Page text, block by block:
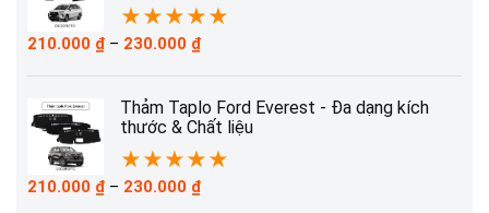
★★★★★
210.000 ₫ – 230.000 ₫Khoảng
từ
210.000 ₫
đến
230.000 ₫
Thảm Taplo Ford Everest - Đa dạng kích
thước & Chất liệu
★★★★★
210.000 ₫ – 230.000 ₫Khoảng